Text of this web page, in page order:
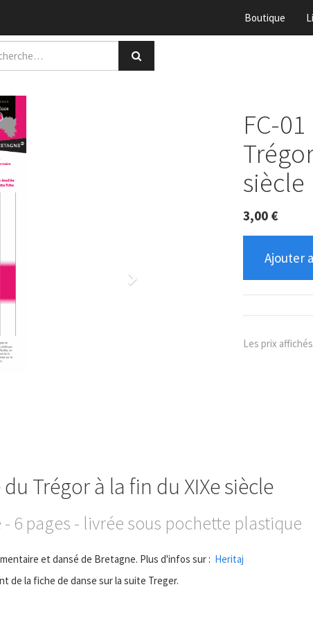
Boutique
Next
FC-
siècle
3,00 €
Ajouter
Les prix
Trégor à la fin du XIXe siècle
6 pages - livrée sous pochette plastique
et dansé de Bretagne. Plus d'infos sur : Heritaj
de la fiche de danse sur la suite Treger.